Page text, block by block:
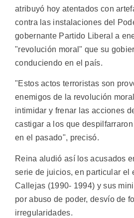
atribuyó hoy atentados con
contra las instalaciones del
gobernante Partido Liberal a
"revolución moral" que su
conduciendo en el país.
"Estos actos terroristas son
enemigos de la revolución
intimidar y frenar las acciones
castigar a los que
en el pasado", precisó.
Reina aludió así los acusados
serie de juicios, en particular el
Callejas (1990- 1994) y sus
por abuso de poder, desvío de
irregularidades.